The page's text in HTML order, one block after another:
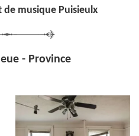
musique Puisieulx
- Province